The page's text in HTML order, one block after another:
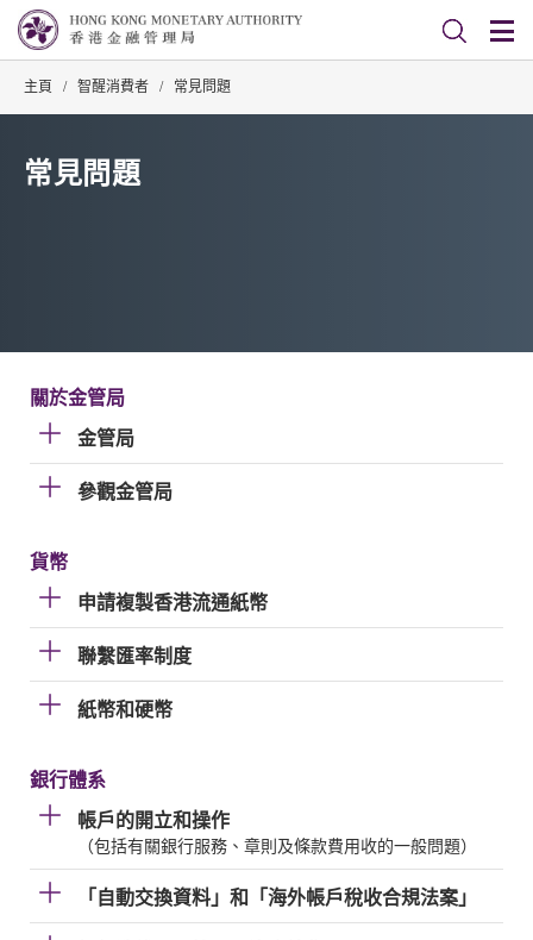
主頁 / 智醒消費者 / 常見問題
常見問題
關於金管局
金管局
參觀金管局
貨幣
申請複製香港流通紙幣
聯繫匯率制度
紙幣和硬幣
銀行體系
帳戶的開立和操作
（包括有關銀行服務、章則及條款費用收的一般問題）
「自動交換資料」和「海外帳戶稅收合規法案」